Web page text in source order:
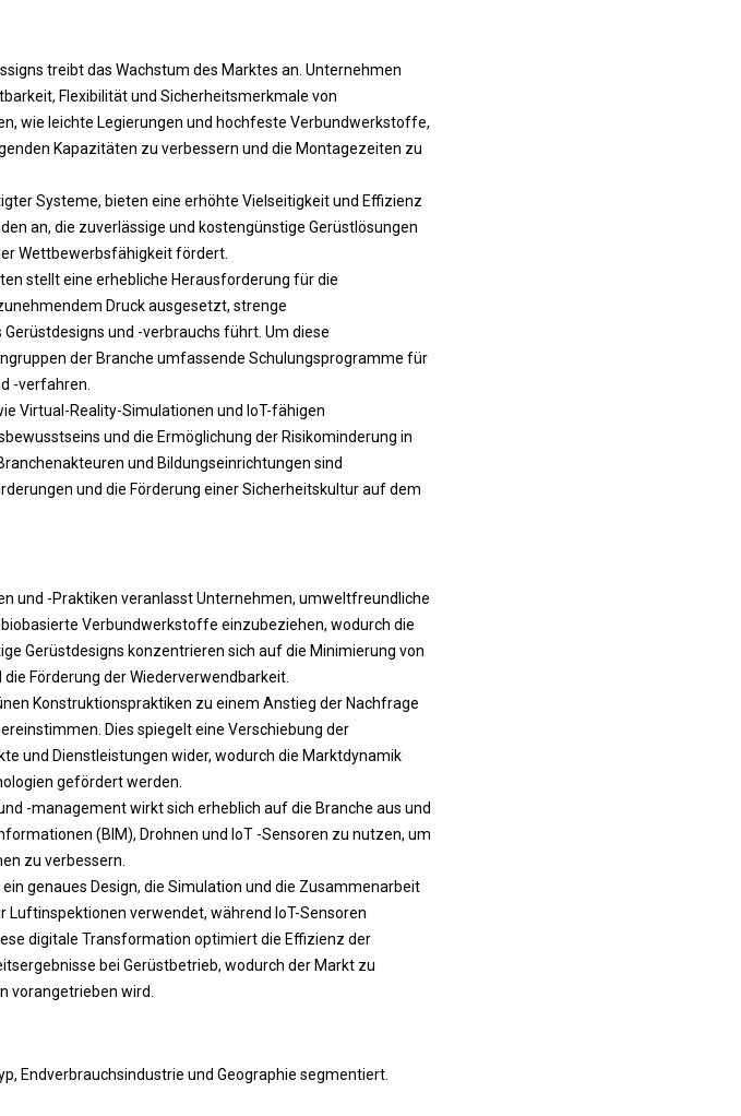
treibt das Wachstum des Marktes an. Unternehmen
Flexibilität und Sicherheitsmerkmale von
, wie leichte Legierungen und hochfeste Verbundwerkstoffe,
Kapazitäten zu verbessern und die Montagezeiten zu
Systeme, bieten eine erhöhte Vielseitigkeit und Effizienz
an, die zuverlässige und kostengünstige Gerüstlösungen
Wettbewerbsfähigkeit fördert.
stellt eine erhebliche Herausforderung für die
Druck ausgesetzt, strenge
und -verbrauchs führt. Um diese
der Branche umfassende Schulungsprogramme für
-verfahren.
Virtual-Reality-Simulationen und IoT-fähigen
und die Ermöglichung der Risikominderung in
und Bildungseinrichtungen sind
und die Förderung einer Sicherheitskultur auf dem
und -Praktiken veranlasst Unternehmen, umweltfreundliche
Verbundwerkstoffe einzubeziehen, wodurch die
Gerüstdesigns konzentrieren sich auf die Minimierung von
Förderung der Wiederverwendbarkeit.
Konstruktionspraktiken zu einem Anstieg der Nachfrage
Dies spiegelt eine Verschiebung der
und Dienstleistungen wider, wodurch die Marktdynamik
gefördert werden.
-management wirkt sich erheblich auf die Branche aus und
(BIM), Drohnen und IoT -Sensoren zu nutzen, um
zu verbessern.
genaues Design, die Simulation und die Zusammenarbeit
verwendet, während IoT-Sensoren
digitale Transformation optimiert die Effizienz der
bei Gerüstbetrieb, wodurch der Markt zu
vorangetrieben wird.
Endverbrauchsindustrie und Geographie segmentiert.